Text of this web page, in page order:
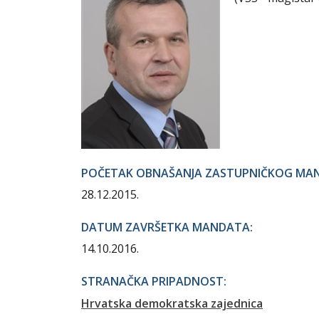
POČETAK OBNAŠANJA ZASTUPNIČKOG
28.12.2015.
DATUM ZAVRŠETKA MANDATA:
14.10.2016.
STRANAČKA PRIPADNOST:
Hrvatska demokratska zajednica